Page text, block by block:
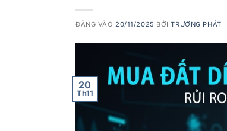
ĐĂNG VÀO 20/11/2025 BỞITRƯỜNG PHÁT
20
Th11